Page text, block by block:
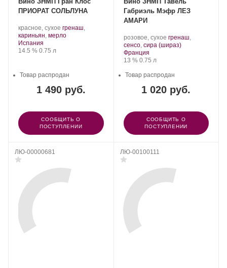
ПРИОРАТ СОЛЬЛУНА
красное, сухое .
Сорт
гренаш,
кариньян, мерло.
Регион:
Испания
Крепость
14.5 %. Объем
0.75 л
1 490 руб.
Товар распродан
СООБЩИТЬ О
ПОСТУПЛЕНИИ
Габриэль Мэфр ЛЕЗ
АМАРИ
розовое, сухое .
Сорт
гренаш,
сенсо, сира (шираз).
Регион:
Франция
Крепость
13 %. Объем
0.75 л
1 020 руб.
Товар распродан
СООБЩИТЬ О
ПОСТУПЛЕНИИ
ЛЮ-00000681 ЛЮ-00100111